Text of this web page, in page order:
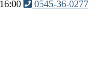
0545-36-0277